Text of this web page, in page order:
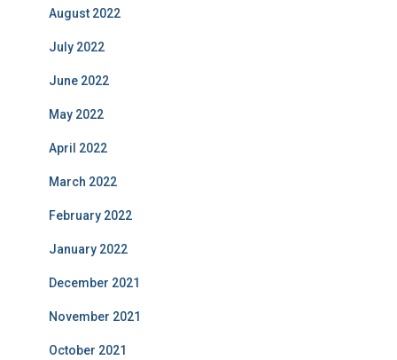
August 2022
July 2022
June 2022
May 2022
April 2022
March 2022
February 2022
January 2022
December 2021
November 2021
October 2021